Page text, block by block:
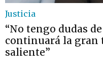
Justicia
“No tengo dudas
continuará la gran
saliente”